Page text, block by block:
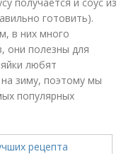
получается и соус из
готовить).
в них много
они полезны для
любят
на зиму, поэтому мы
популярных